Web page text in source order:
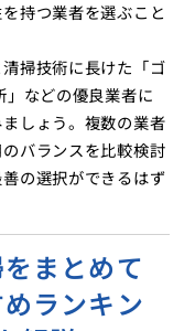
持つ業者を選ぶこと
掃技術に長けた「ゴ
」などの優良業者に
しょう。複数の業者
バランスを比較検討
の選択ができるはず
まとめて
ランキン